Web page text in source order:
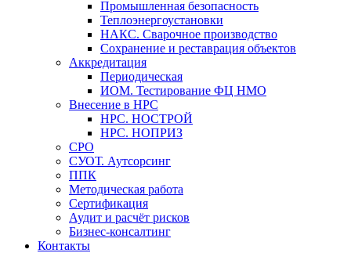
Промышленная безопасность
Теплоэнергоустановки
НАКС. Сварочное производство
Сохранение и реставрация объектов
Аккредитация
Периодическая
ИОМ. Тестирование ФЦ НМО
Внесение в НРС
НРС. НОСТРОЙ
НРС. НОПРИЗ
СРО
СУОТ. Аутсорсинг
ППК
Методическая работа
Сертификация
Аудит и расчёт рисков
Бизнес-консалтинг
Контакты